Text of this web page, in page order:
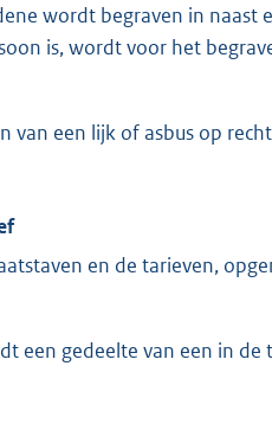
wordt begraven in naast
is, wordt voor het
van een lijk of asbus op
en de tarieven,
een gedeelte van een in